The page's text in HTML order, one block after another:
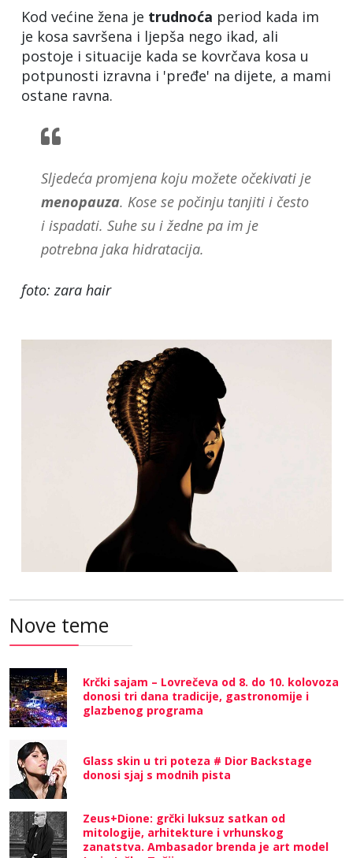
Kod većine žena je trudnoća period kada im
je kosa savršena i ljepša nego ikad, ali
postoje i situacije kada se kovrčava kosa u
potpunosti izravna i 'pređe' na dijete, a mami
ostane ravna.
Sljedeća promjena koju možete očekivati je
menopauza. Kose se počinju tanjiti i često
i ispadati. Suhe su i žedne pa im je
potrebna jaka hidratacija.
foto: zara hair
Nove teme
Krčki sajam – Lovrečeva od 8. do 10. kolovoza
donosi tri dana tradicije, gastronomije i
glazbenog programa
Glass skin u tri poteza # Dior Backstage
donosi sjaj s modnih pista
Zeus+Dione: grčki luksuz satkan od
mitologije, arhitekture i vrhunskog
zanatstva. Ambasador brenda je art model